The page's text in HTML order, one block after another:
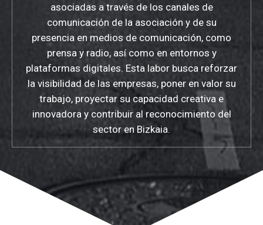
asociadas a través de los canales de
comunicación de la asociación y de su
presencia en medios de comunicación, como
prensa y radio, así como en entornos y
plataformas digitales. Esta labor busca reforzar
la visibilidad de las empresas, poner en valor su
trabajo, proyectar su capacidad creativa e
innovadora y contribuir al reconocimiento del
sector en Bizkaia.